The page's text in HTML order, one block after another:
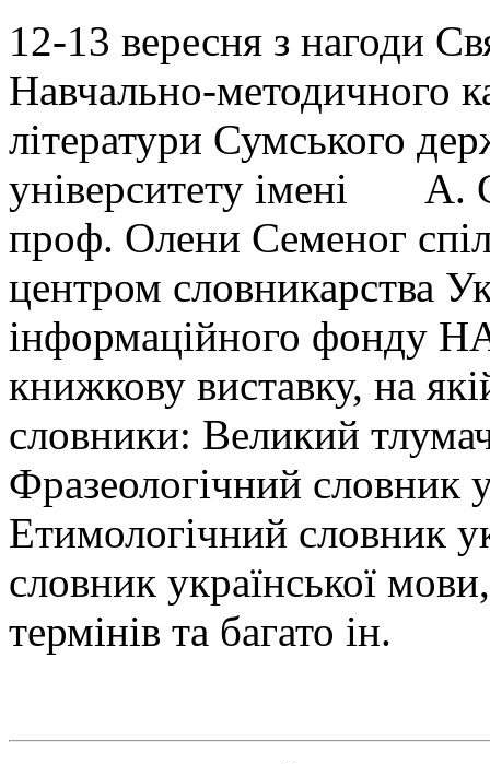
12-13 вересня з нагоди
Навчально-методичного
літератури Сумського
університету імені А.
проф. Олени Семеног
центром словникарства
інформаційного фонду
книжкову виставку, на
словники: Великий
Фразеологічний словник
Етимологічний словник
словник української
термінів та багато ін.